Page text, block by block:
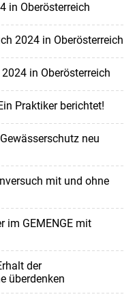
in Oberösterreich
2024 in Oberösterreich
in Oberösterreich
Praktiker berichtet!
neu
mit und ohne
im GEMENGE mit
der
überdenken